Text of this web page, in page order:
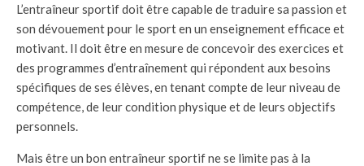
L’entraîneur sportif doit être capable de traduire sa passion et
son dévouement pour le sport en un enseignement efficace et
motivant. Il doit être en mesure de concevoir des exercices et
des programmes d’entraînement qui répondent aux besoins
spécifiques de ses élèves, en tenant compte de leur niveau de
compétence, de leur condition physique et de leurs objectifs
personnels.
Mais être un bon entraîneur sportif ne se limite pas à la